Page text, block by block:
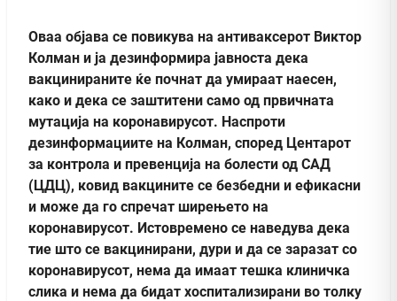
Оваа објава се повикува на антиваксерот Виктор
Колман и ја дезинформира јавноста дека
вакцинираните ќе почнат да умираат наесен,
како и дека се заштитени само од првичната
мутација на коронавирусот. Наспроти
дезинформациите на Колман, според Центарот
за контрола и превенција на болести од САД
(ЦДЦ), ковид вакцините се безбедни и ефикасни
и може да го спречат ширењето на
коронавирусот. Истовремено се наведува дека
тие што се вакцинирани, дури и да се заразат со
коронавирусот, нема да имаат тешка клиничка
слика и нема да бидат хоспитализирани во толку